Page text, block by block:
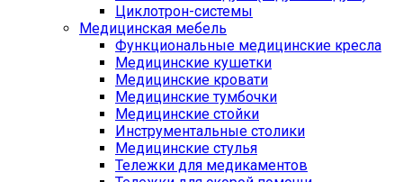
Циклотрон-системы
Медицинская мебель
Функциональные медицинские кресла
Медицинские кушетки
Медицинские кровати
Медицинские тумбочки
Медицинские стойки
Инструментальные столики
Медицинские стулья
Тележки для медикаментов